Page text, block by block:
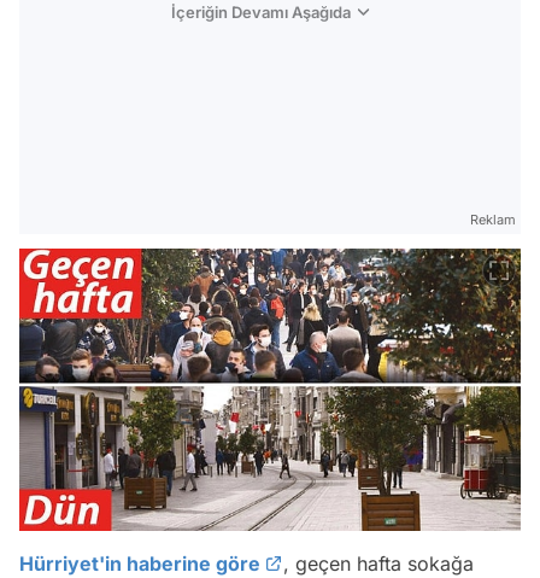
İçeriğin Devamı Aşağıda
Reklam
Hürriyet'in haberine göre
, geçen hafta sokağa